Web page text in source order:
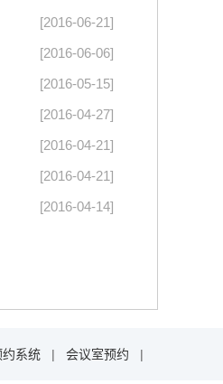
[2016-06-21]
[2016-06-06]
[2016-05-15]
[2016-04-27]
[2016-04-21]
[2016-04-21]
[2016-04-14]
系统 | 会议室预约 |